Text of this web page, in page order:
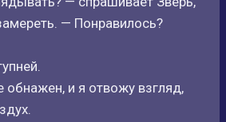
— Понравилось?
и я отвожу взгляд,